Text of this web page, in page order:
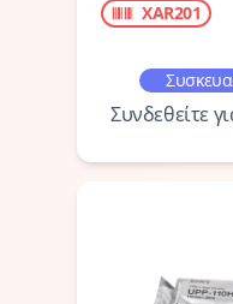
XAR201
Συνδεθείτε